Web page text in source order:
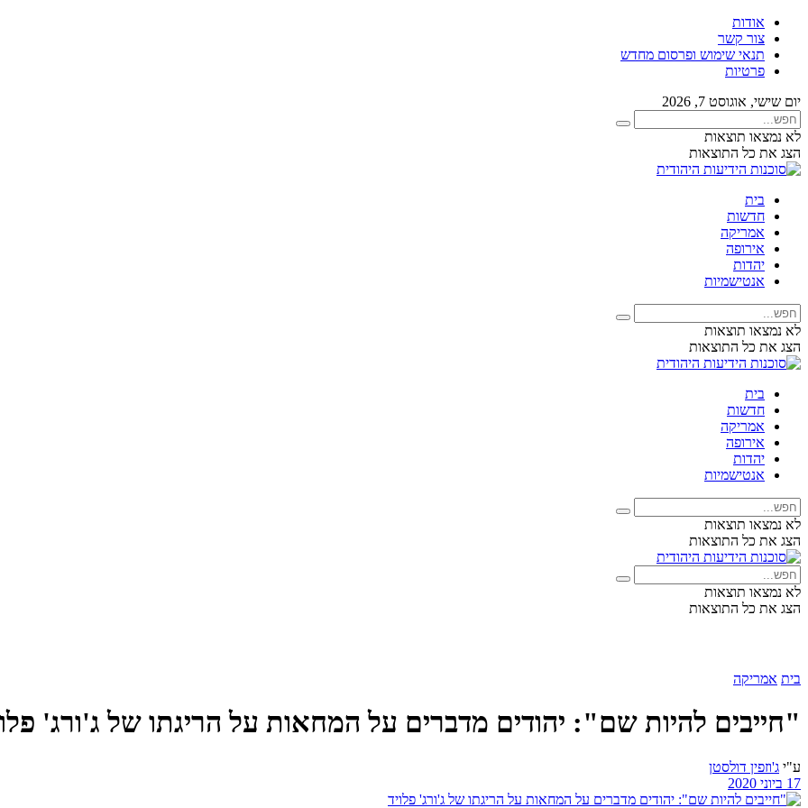
אודות
צור קשר
תנאי שימוש ופרסום מחדש
פרטיות
יום שישי, אוגוסט 7, 2026
לא נמצאו תוצאות
הצג את כל התוצאות
בית
חדשות
אמריקה
אירופה
יהדות
אנטישמיות
לא נמצאו תוצאות
הצג את כל התוצאות
בית
חדשות
אמריקה
אירופה
יהדות
אנטישמיות
לא נמצאו תוצאות
הצג את כל התוצאות
לא נמצאו תוצאות
הצג את כל התוצאות
בית אמריקה
"חייבים להיות שם": יהודים מדברים על המחאות על הריגתו של ג'ורג'
ע"י ג'וזפין דולסטן
17 ביוני 2020